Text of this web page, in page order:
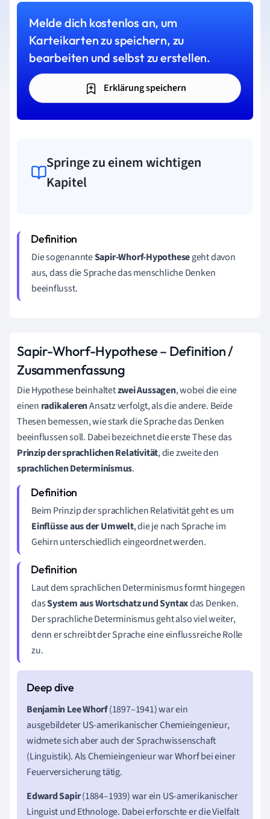
Melde dich kostenlos an, um
Karteikarten zu speichern, zu
bearbeiten und selbst zu erstellen.
Erklärung speichern
Springe zu einem wichtigen
Kapitel
Die sogenannteSapir-Whorf-Hypothesegeht davon
aus, dass die Sprache das menschliche Denken
beeinflusst.
Sapir-Whorf-Hypothese – Definition /
Zusammenfassung
Die Hypothese beinhaltetzwei Aussagen, wobei die eine
einen radikalerenAnsatz verfolgt, als die andere. Beide
Thesen bemessen, wie stark die Sprache das Denken
beeinflussen soll. Dabei bezeichnet die erste These das
Prinzip der sprachlichen Relativität, die zweite den
sprachlichen Determinismus.
Beim Prinzip der sprachlichen Relativitätgeht es um
Einflüsse aus der Umwelt, die je nach Sprache im
Gehirn unterschiedlich eingeordnet werden.
Laut demsprachlichen Determinismus formt hingegen
dasSystem aus Wortschatz und Syntaxdas Denken.
Der sprachliche Determinismusgeht also viel weiter,
denn er schreibt der Sprache eine einflussreiche Rolle
zu.
Benjamin Lee Whorf(1897–1941) war ein
ausgebildeter US-amerikanischer Chemieingenieur,
widmete sich aber auch der Sprachwissenschaft
(Linguistik). Als Chemieingenieur war Whorf bei einer
Feuerversicherung tätig.
Edward Sapir(1884–1939) war ein US-amerikanischer
Linguist und Ethnologe. Dabei erforschte er die Vielfalt